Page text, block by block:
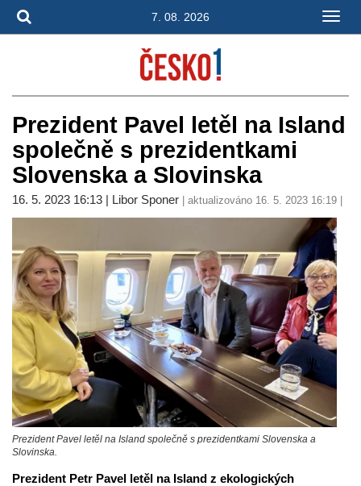
7. 08. 2026
Prezident Pavel letěl na Island
společně s prezidentkami
Slovenska a Slovinska
16. 5. 2023 16:13 | Libor Sponer | aktualizováno 16. 5. 2023 16:19 |
Prezident Pavel letěl na Island společně s prezidentkami Slovenska a
Slovinska.
Prezident Petr Pavel letěl na Island z ekologických